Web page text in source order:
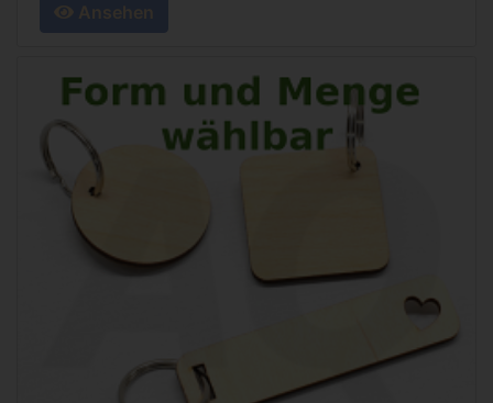
Ansehen